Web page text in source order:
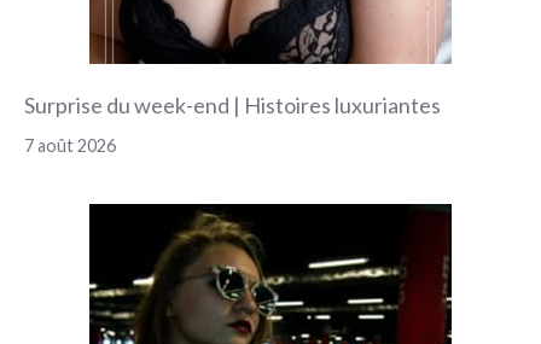
Surprise du week-end | Histoires luxuriantes
7 août 2026